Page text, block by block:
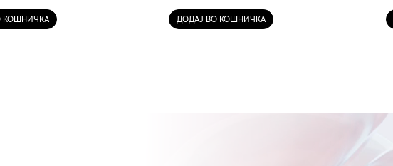
КОШНИЧКА ДОДАЈ ВО КОШНИЧКА